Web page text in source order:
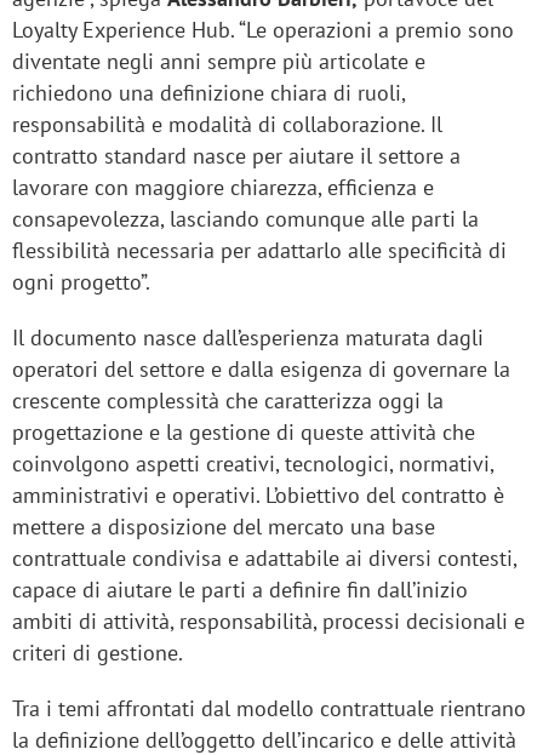
Loyalty Experience Hub. “Le operazioni a premio sono
diventate negli anni sempre più articolate e
richiedono una definizione chiara di ruoli,
responsabilità e modalità di collaborazione. Il
contratto standard nasce per aiutare il settore a
lavorare con maggiore chiarezza, efficienza e
consapevolezza, lasciando comunque alle parti la
flessibilità necessaria per adattarlo alle specificità di
ogni progetto”.
Il documento nasce dall’esperienza maturata dagli
operatori del settore e dalla esigenza di governare la
crescente complessità che caratterizza oggi la
progettazione e la gestione di queste attività che
coinvolgono aspetti creativi, tecnologici, normativi,
amministrativi e operativi. L’obiettivo del contratto è
mettere a disposizione del mercato una base
contrattuale condivisa e adattabile ai diversi contesti,
capace di aiutare le parti a definire fin dall’inizio
ambiti di attività, responsabilità, processi decisionali e
criteri di gestione.
Tra i temi affrontati dal modello contrattuale rientrano
la definizione dell’oggetto dell’incarico e delle attività